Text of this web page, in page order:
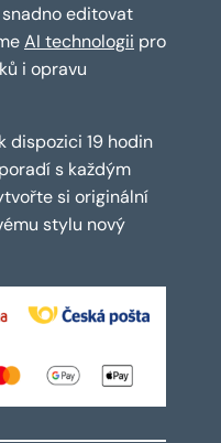
editovat
AI technologii pro
i opravu
dispozici 19 hodin
s každým
si originální
stylu nový